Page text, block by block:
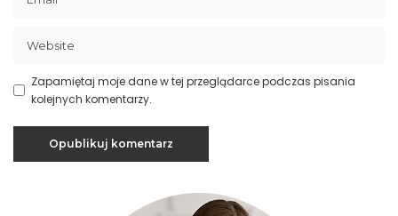
Zapamiętaj moje dane w tej przeglądarce podczas pisania
kolejnych komentarzy.